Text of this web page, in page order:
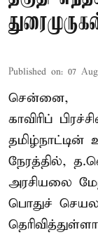
Published on: 07
சென்னை,
காவிரிப்
நேரத்தில்,
அரசியலை
பொதுச்